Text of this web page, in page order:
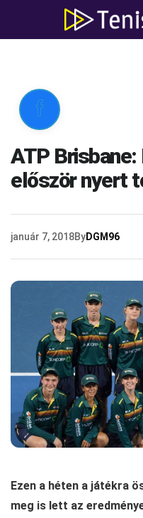

ATP
először nyert
január 7, 2018ByDGM96
Ezen a héten a játékra
meg is lett az